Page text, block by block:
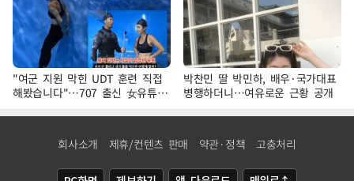
"여군 지원 막힌 UDT 훈련 직접
해봤습니다"…707 출신 女유튜버
'완벽 소화'
박찬민 딸 박민하, 배우·국가대표
병행하더니…여유로운 근황 공개
회사소개 제휴/컨텐츠 판매 약관·정책 고충처리